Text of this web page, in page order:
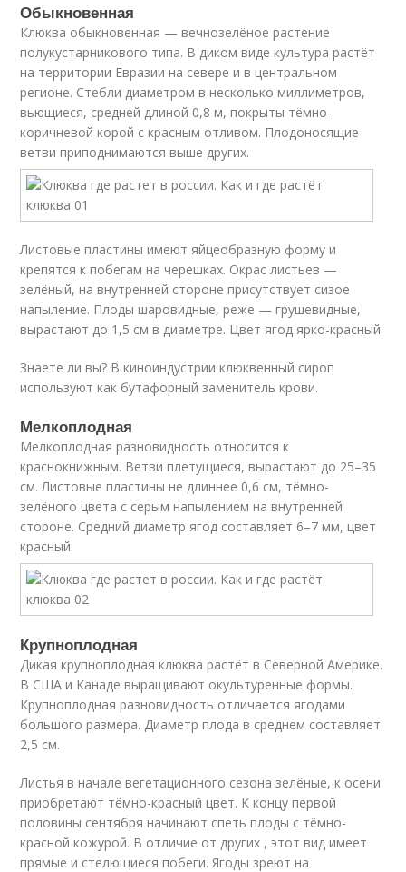
Обыкновенная
Клюква обыкновенная — вечнозелёное растение
полукустарникового типа. В диком виде культура растёт
на территории Евразии на севере и в центральном
регионе. Стебли диаметром в несколько миллиметров,
вьющиеся, средней длиной 0,8 м, покрыты тёмно-
коричневой корой с красным отливом. Плодоносящие
ветви приподнимаются выше других.
Листовые пластины имеют яйцеобразную форму и
крепятся к побегам на черешках. Окрас листьев —
зелёный, на внутренней стороне присутствует сизое
напыление. Плоды шаровидные, реже — грушевидные,
вырастают до 1,5 см в диаметре. Цвет ягод ярко-красный.
Знаете ли вы? В киноиндустрии клюквенный сироп
используют как бутафорный заменитель крови.
Мелкоплодная
Мелкоплодная разновидность относится к
краснокнижным. Ветви плетущиеся, вырастают до 25–35
см. Листовые пластины не длиннее 0,6 см, тёмно-
зелёного цвета с серым напылением на внутренней
стороне. Средний диаметр ягод составляет 6–7 мм, цвет
красный.
Крупноплодная
Дикая крупноплодная клюква растёт в Северной Америке.
В США и Канаде выращивают окультуренные формы.
Крупноплодная разновидность отличается ягодами
большого размера. Диаметр плода в среднем составляет
2,5 см.
Листья в начале вегетационного сезона зелёные, к осени
приобретают тёмно-красный цвет. К концу первой
половины сентября начинают спеть плоды с тёмно-
красной кожурой. В отличие от других , этот вид имеет
прямые и стелющиеся побеги. Ягоды зреют на